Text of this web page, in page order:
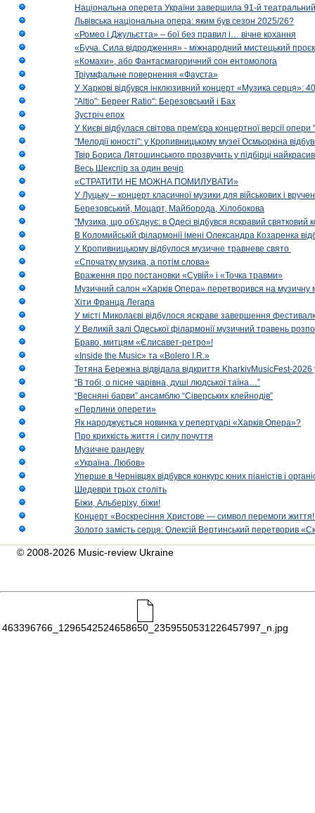
Національна оперета України завершила 91-й
Львівська національна опера: яким був сезон 2025/26?
«Ромео і Джульєтта» – бої без правил і… вічне кохання
«Буча. Сила відродження» - міжнародний мистецький
«Комахи», або Фантасмагоричний сон ентомолога
Тріумфальне повернення «Фауста»
У Харкові відбувся інклюзивний концерт «Музика серця»:
"Altio": Береer Ratio": Березовський і Бах
Зустріч епох
У Києві відбулася світова прем'єра концертної версії
"Мелодії юності": у Кропивницькому музеї Осмьоркіна
Твір Бориса Лятошинського прозвучить у підбірці
Весь Шекспір за один вечір
«СТРАТИТИ НЕ МОЖНА ПОМИЛУВАТИ»
У Луцьку – концерт класичної музики для військових і
Березовський, Моцарт, Майборода, Хілобокова
"Музика, що об'єднує: в Одесі відбувся яскравий
В Коломийській філармонії імені Олександра Козаренка
У Кропивницькому відбулося музичне травневе свято
«Спочатку музика, а потім слова»
Враження про постановки «Сувій» і «Точка травми»
Музичний салон «Харків Опера» перетворився на музичну
Хіти Франца Легара
У місті Миколаєві відбулося яскраве завершення
У Великій залі Одеської філармонії музичний травень
Браво, митцям «Єлисавет-ретро»!
«Inside the Music» та «Bolero I.R.»
Тетяна Бережна відвідала відкриття KharkivMusicFest-2026
“В тобі, о пісне чарівна, душі людської таїна…”
“Весняні барви” ансамблю “Сіверських клейнодів”
«Перлини оперети»
Як народжується новинка у репертуарі «Харків Опера»?
Про крихкість життя і силу почуття
Музичне рандеву
«Україна. Любов»
Уперше в Чернівцях відбувся конкурс юних піаністів і
Шедеври трьох століть
Біжи, Альберіху, біжи!
Концерт «Воскресіння Христове — символ перемоги
Золото замість серця: Олексій Вертинський перетворив
© 2008-2026 Music-review Ukraine
463396766_1296542524658650_2359550531226457997_n.jpg